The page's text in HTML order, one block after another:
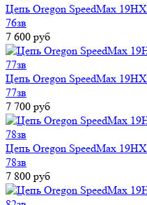
Цепь Oregon SpeedMax
76зв
7 600 руб
Цепь Oregon SpeedMax
77зв
7 700 руб
Цепь Oregon SpeedMax
78зв
7 800 руб